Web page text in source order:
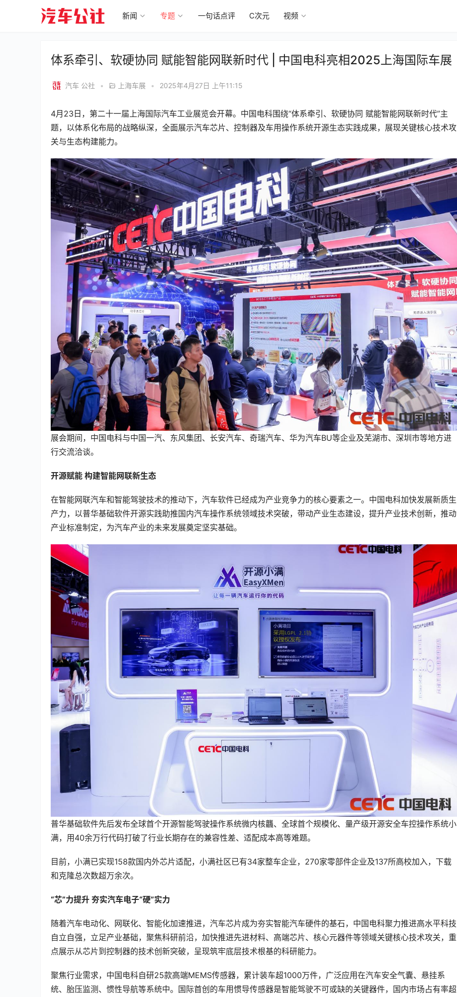
新闻 专题 一句话点评 C次元 视频
体系牵引、软硬协同 赋能智能网联新时代 | 中国电科亮相2025上海国际车展
汽车 公社 • 上海车展 • 2025年4月27日 上午11:15
4月23日，第二十一届上海国际汽车工业展览会开幕。中国电科围绕“体系牵引、软硬协同 赋能智能网联新时代”主
题，以体系化布局的战略纵深，全面展示汽车芯片、控制器及车用操作系统开源生态实践成果，展现关键核心技术攻
关与生态构建能力。
展会期间，中国电科与中国一汽、东风集团、长安汽车、奇瑞汽车、华为汽车BU等企业及芜湖市、深圳市等地方进
行交流洽谈。
开源赋能 构建智能网联新生态
在智能网联汽车和智能驾驶技术的推动下，汽车软件已经成为产业竞争力的核心要素之一。中国电科加快发展新质生
产力，以普华基础软件开源实践助推国内汽车操作系统领域技术突破，带动产业生态建设，提升产业技术创新，推动
产业标准制定，为汽车产业的未来发展奠定坚实基础。
普华基础软件先后发布全球首个开源智能驾驶操作系统微内核龘、全球首个规模化、量产级开源安全车控操作系统小
满，用40余万行代码打破了行业长期存在的兼容性差、适配成本高等难题。
目前，小满已实现158款国内外芯片适配，小满社区已有34家整车企业，270家零部件企业及137所高校加入，下载
和克隆总次数超万余次。
“芯”力提升 夯实汽车电子“硬”实力
随着汽车电动化、网联化、智能化加速推进，汽车芯片成为夯实智能汽车硬件的基石，中国电科聚力推进高水平科技
自立自强，立足产业基础，聚焦科研前沿，加快推进先进材料、高端芯片、核心元器件等领域关键核心技术攻关，重
点展示从芯片到控制器的技术创新突破，呈现筑牢底层技术根基的科研能力。
聚焦行业需求，中国电科自研25款高端MEMS传感器，累计装车超1000万件，广泛应用在汽车安全气囊、悬挂系
统、胎压监测、惯性导航等系统中。国际首创的车用惯导传感器是智能驾驶不可或缺的关键器件，国内市场占有率超